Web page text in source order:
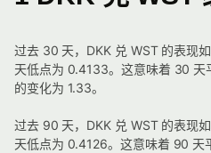
过去 30 天，DKK 兑 WST 的表现
天低点为 0.4133。这意味着 30 天
的变化为 1.33。
过去 90 天，DKK 兑 WST 的表现
天低点为 0.4126。这意味着 90